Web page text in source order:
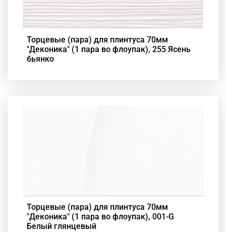
Торцевые (пара) для плинтуса 70мм
"Деконика" (1 пара во флоупак), 255 Ясень
бьянко
Торцевые (пара) для плинтуса 70мм
"Деконика" (1 пара во флоупак), 001-G
Белый глянцевый